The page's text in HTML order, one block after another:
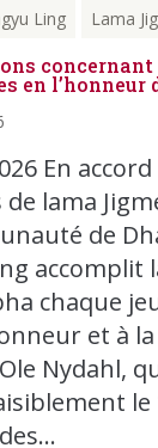
Ling Lama
concernant
en l’honneur
En accord
lama
de
accomplit
chaque
et à
Nydahl,
le